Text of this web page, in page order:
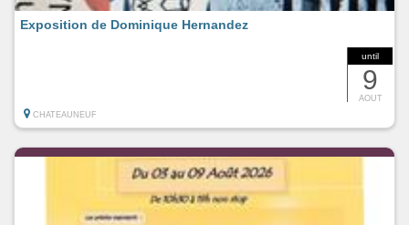
until
9
AOUT
Exposition de Dominique Hernandez
CHATEAUNEUF